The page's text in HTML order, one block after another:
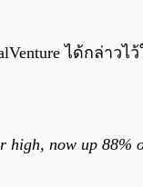
ได้กล่
high, now up 88%